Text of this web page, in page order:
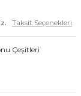
Taksit Seçenekleri
Çeşitleri